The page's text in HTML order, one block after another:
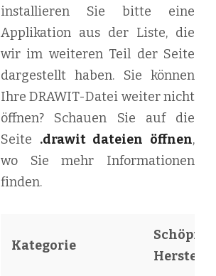
installieren Sie bitte eine
Applikation aus der Liste, die
wir im weiteren Teil der Seite
dargestellt haben. Sie können
Ihre DRAWIT-Datei weiter nicht
öffnen? Schauen Sie auf die
Seite .drawit dateien öffnen,
wo Sie mehr Informationen
finden.
Kategorie
Schöpfer